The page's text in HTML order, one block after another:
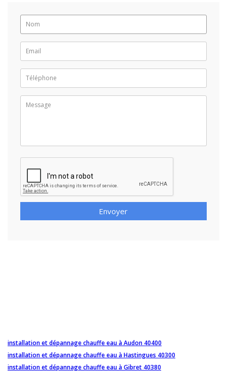
Envoyer
installation et dépannage chauffe eau à Audon 40400
installation et dépannage chauffe eau à Hastingues 40300
installation et dépannage chauffe eau à Gibret 40380